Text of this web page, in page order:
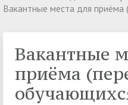
Вакантные места для приёма
Вакантные
приёма